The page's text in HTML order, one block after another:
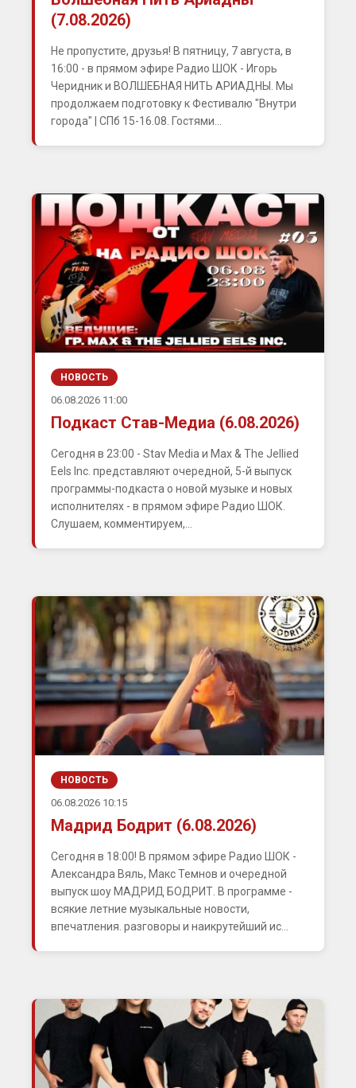
(7.08.2026)
Не пропустите, друзья! В пятницу, 7 августа, в
16:00 - в прямом эфире Радио ШОК - Игорь
Черидник и ВОЛШЕБНАЯ НИТЬ АРИАДНЫ. Мы
продолжаем подготовку к Фестивалю "Внутри
города" | СПб 15-16.08. Гостями...
НОВОСТЬ
06.08.2026 11:00
Подкаст Став-Медиа (6.08.2026)
Сегодня в 23:00 - Stav Media и Max & The Jellied
Eels Inc. представляют очередной, 5-й выпуск
программы-подкаста о новой музыке и новых
исполнителях - в прямом эфире Радио ШОК.
Слушаем, комментируем,...
НОВОСТЬ
06.08.2026 10:15
Мадрид Бодрит (6.08.2026)
Сегодня в 18:00! В прямом эфире Радио ШОК -
Александра Вяль, Макс Темнов и очередной
выпуск шоу МАДРИД БОДРИТ. В программе -
всякие летние музыкальные новости,
впечатления. разговоры и наикрутейший ис...